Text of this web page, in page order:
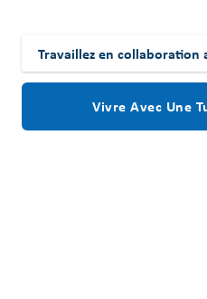
Vivre Avec Une